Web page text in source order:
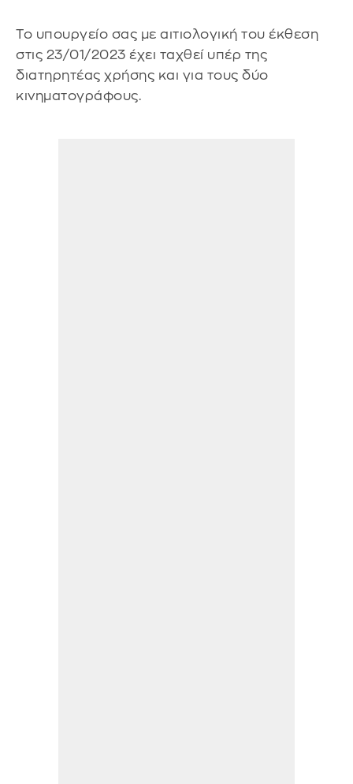
Το υπουργείο σας με αιτιολογική του έκθεση
στις 23/01/2023 έχει ταχθεί υπέρ της
διατηρητέας χρήσης και για τους δύο
κινηματογράφους.